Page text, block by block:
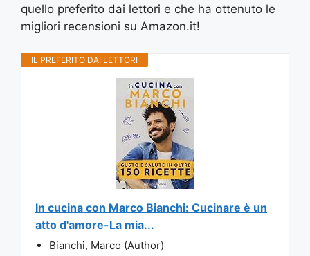
quello preferito dai lettori e che ha ottenuto le
migliori recensioni su Amazon.it!
IL PREFERITO DAI LETTORI
In cucina con Marco Bianchi: Cucinare è un
atto d'amore-La mia...
Bianchi, Marco (Author)